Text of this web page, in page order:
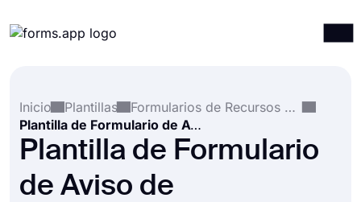
Integraciones
Plantillas
Recursos
Inicio
Plantillas
Formularios de Recursos Humanos
Plantilla de Formulario de Aviso de Advertencia para Empleados
Plantilla de Formulario
de Aviso de